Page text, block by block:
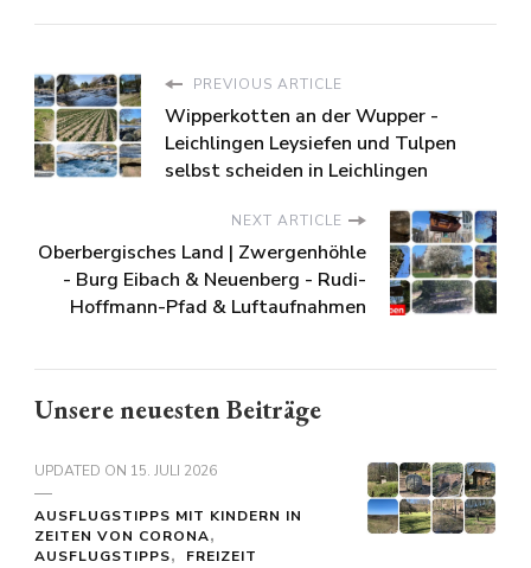
PREVIOUS ARTICLE
Wipperkotten an der Wupper -
Leichlingen Leysiefen und Tulpen
selbst scheiden in Leichlingen
NEXT ARTICLE
Oberbergisches Land | Zwergenhöhle
- Burg Eibach & Neuenberg - Rudi-
Hoffmann-Pfad & Luftaufnahmen
Unsere neuesten Beiträge
UPDATED ON 15. JULI 2026
AUSFLUGSTIPPS MIT KINDERN IN
ZEITEN VON CORONA
AUSFLUGSTIPPS
FREIZEIT